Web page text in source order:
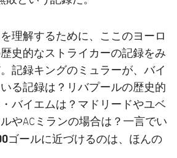
理解するために、ここのヨーロ
史的なストライカーの記録をみ
記録キングのミュラーが、バイ
る記録は？リバプールの歴史的
バイエムは？マドリードやユベ
やACミランの場合は？一言でい
ゴールに近づけるのは、ほんの